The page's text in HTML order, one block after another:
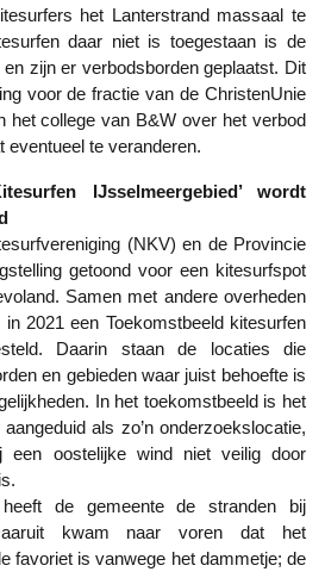
het Lanterstrand massaal te
daar niet is toegestaan is de
zijn er verbodsborden geplaatst. Dit
voor de fractie van de ChristenUnie
het college van B&W over het verbod
eventueel te veranderen.
(NKV) en de Provincie
getoond voor een kitesurfspot
Samen met andere overheden
2021 een Toekomstbeeld kitesurfen
Daarin staan de locaties die
en gebieden waar juist behoefte is
In het toekomstbeeld is het
als zo’n onderzoekslocatie,
een oostelijke wind niet veilig door
de gemeente de stranden bij
kwam naar voren dat het
favoriet is vanwege het dammetje; de